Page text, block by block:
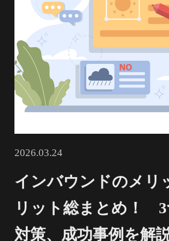
2026.03.24
インバウンドのメリ
リット総まとめ！　
対策、成功事例を解